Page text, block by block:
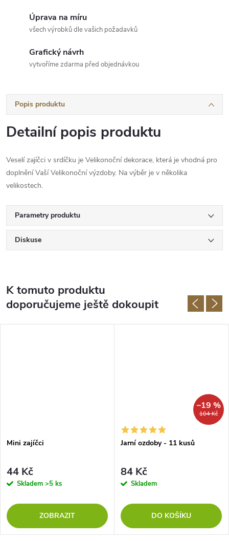
Úprava na míru
všech výrobků dle vašich požadavků
Grafický návrh
vytvoříme zdarma před objednávkou
Popis produktu
Detailní popis produktu
Veselí zajíčci v srdíčku je Velikonoční dekorace, která je vhodná pro
doplnění Vaší Velikonoční výzdoby. Na výběr je v několika
velikostech.
Parametry produktu
Diskuse
K tomuto produktu
doporučujeme ještě dokoupit
Mini zajíčci
44 Kč
Skladem >5 ks
ZOBRAZIT
104 Kč
–19 %
Jarní ozdoby - 11 kusů
84 Kč
Skladem
DO KOŠÍKU